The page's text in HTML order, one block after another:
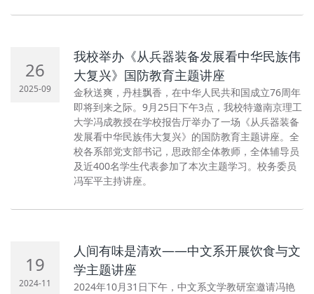
26
2025-09
我校举办《从兵器装备发展看中华民族伟
大复兴》国防教育主题讲座
金秋送爽，丹桂飘香，在中华人民共和国成立76周年
即将到来之际。9月25日下午3点，我校特邀南京理工
大学冯成教授在学校报告厅举办了一场《从兵器装备
发展看中华民族伟大复兴》的国防教育主题讲座。全
校各系部党支部书记，思政部全体教师，全体辅导员
及近400名学生代表参加了本次主题学习。校务委员
冯军平主持讲座。
19
2024-11
人间有味是清欢——中文系开展饮食与文
学主题讲座
2024年10月31日下午，中文系文学教研室邀请冯艳